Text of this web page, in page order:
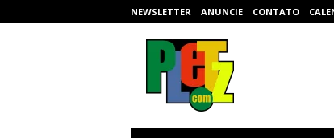
NEWSLETTER ANUNCIE CONTATO